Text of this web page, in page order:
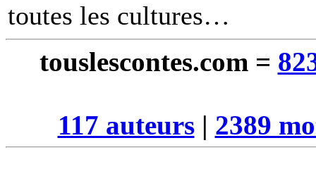
toutes les cultures
touslescontes.com =
117 auteurs| 2389